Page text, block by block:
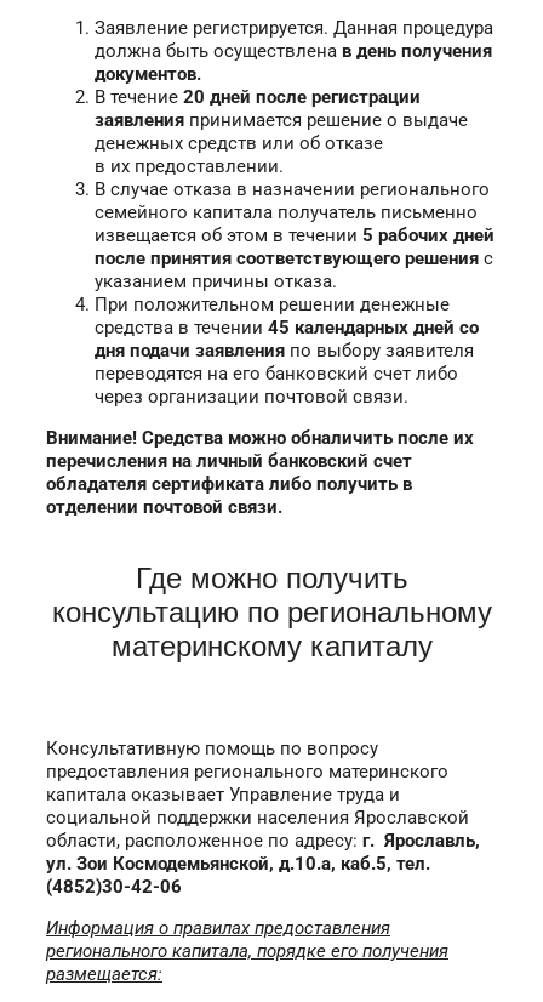
Заявление регистрируется. Данная процедура
должна быть осуществлена в день получения
документов.
В течение 20 дней после регистрации
заявления принимается решение о выдаче
денежных средств или об отказе
в их предоставлении.
В случае отказа в назначении регионального
семейного капитала получатель письменно
извещается об этом в течении 5 рабочих дней
после принятия соответствующего решения с
указанием причины отказа.
При положительном решении денежные
средства в течении 45 календарных дней со
дня подачи заявления по выбору заявителя
переводятся на его банковский счет либо
через организации почтовой связи.
Внимание! Средства можно обналичить после их
перечисления на личный банковский счет
обладателя сертификата либо получить в
отделении почтовой связи.
Где можно получить
консультацию по региональному
материнскому капиталу
Консультативную помощь по вопросу
предоставления регионального материнского
капитала оказывает Управление труда и
социальной поддержки населения Ярославской
области, расположенное по адресу: г. Ярославль,
ул. Зои Космодемьянской, д.10.а, каб.5, тел.
(4852)30-42-06
Информация о правилах предоставления
регионального капитала, порядке его получения
размещается: